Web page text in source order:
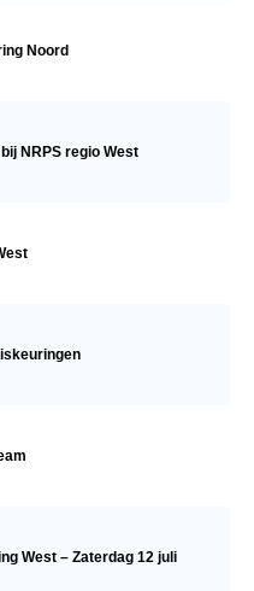
Noord
NRPS regio West
West – Zaterdag 12 juli